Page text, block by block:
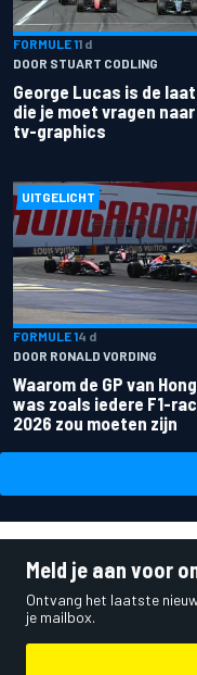
FORMULE 11 d
DOOR STUART CODLING
George Lucas is de
die je moet vragen naar
tv-graphics
UITGELICHT
FORMULE 14 d
DOOR RONALD VORDING
Waarom de GP van
was zoals iedere F1-
2026 zou moeten zijn
Meld je aan voor
Ontvang het laatste
je mailbox.